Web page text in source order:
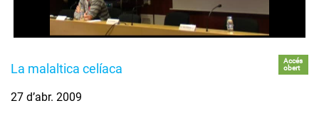
La malaltica celíaca
Accés
obert
27 d’abr. 2009